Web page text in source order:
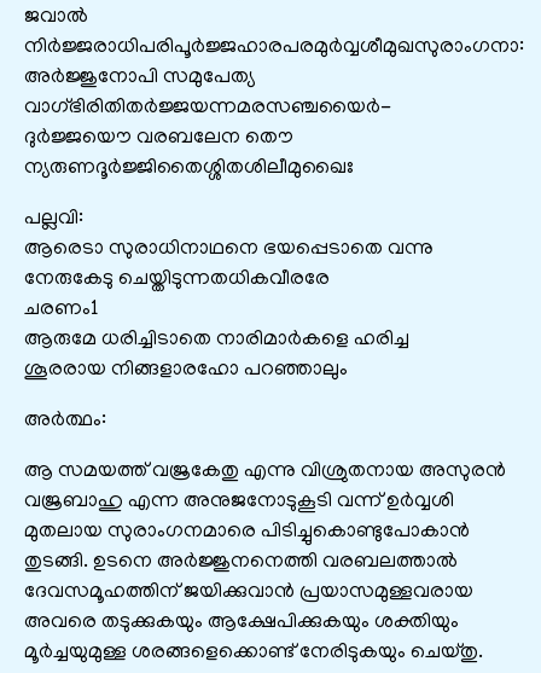
ജവാല്‍
നിര്‍ജ്ജരാധിപരിപൂര്‍ജ്ജഹാരപരമുര്‍വ്വശീമുഖസുരാംഗനാ:
അര്‍ജ്ജുനോപി സമുപേത്യ
വാഗ്ഭിരിതിതര്‍ജ്ജയന്നമരസഞ്ചയൈര്‍-
ദുര്‍ജ്ജയൌ വരബലേന തൌ
ന്യരുണദൂര്‍ജ്ജിതൈശ്ശിതശിലീമുഖൈഃ
പല്ലവി:
ആരെടാ സുരാധിനാഥനെ ഭയപ്പെടാതെ വന്നു
നേരുകേടു ചെയ്തിടുന്നതധികവീരരേ
ചരണം1
ആരുമേ ധരിച്ചിടാതെ നാരിമാര്‍കളെ ഹരിച്ച
ശൂരരായ നിങ്ങളാരഹോ പറഞ്ഞാലും
അർത്ഥം:
ആ സമയത്ത് വജ്രകേതു എന്നു വിശ്രുതനായ അസുരന്‍
വജ്രബാഹു എന്ന അനുജനോടുകൂടി വന്ന് ഉര്‍വ്വശി
മുതലായ സുരാംഗനമാരെ പിടിച്ചുകൊണ്ടുപോകാന്‍
തുടങ്ങി. ഉടനെ അര്‍ജ്ജുനനെത്തി വരബലത്താല്‍
ദേവസമൂഹത്തിന് ജയിക്കുവാന്‍ പ്രയാസമുള്ളവരായ
അവരെ തടുക്കുകയും ആക്ഷേപിക്കുകയും ശക്തിയും
മൂര്‍ച്ചയുമുള്ള ശരങ്ങളെക്കൊണ്ട് നേരിടുകയും ചെയ്തു.